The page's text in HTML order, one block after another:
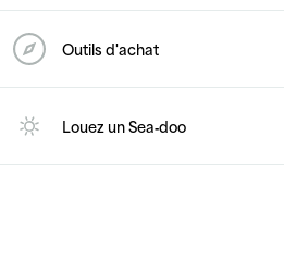
Outils d'achat
Louez un Sea‑doo